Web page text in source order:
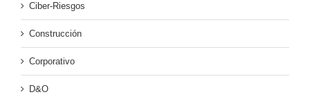
Ciber-Riesgos
Construcción
Corporativo
D&O